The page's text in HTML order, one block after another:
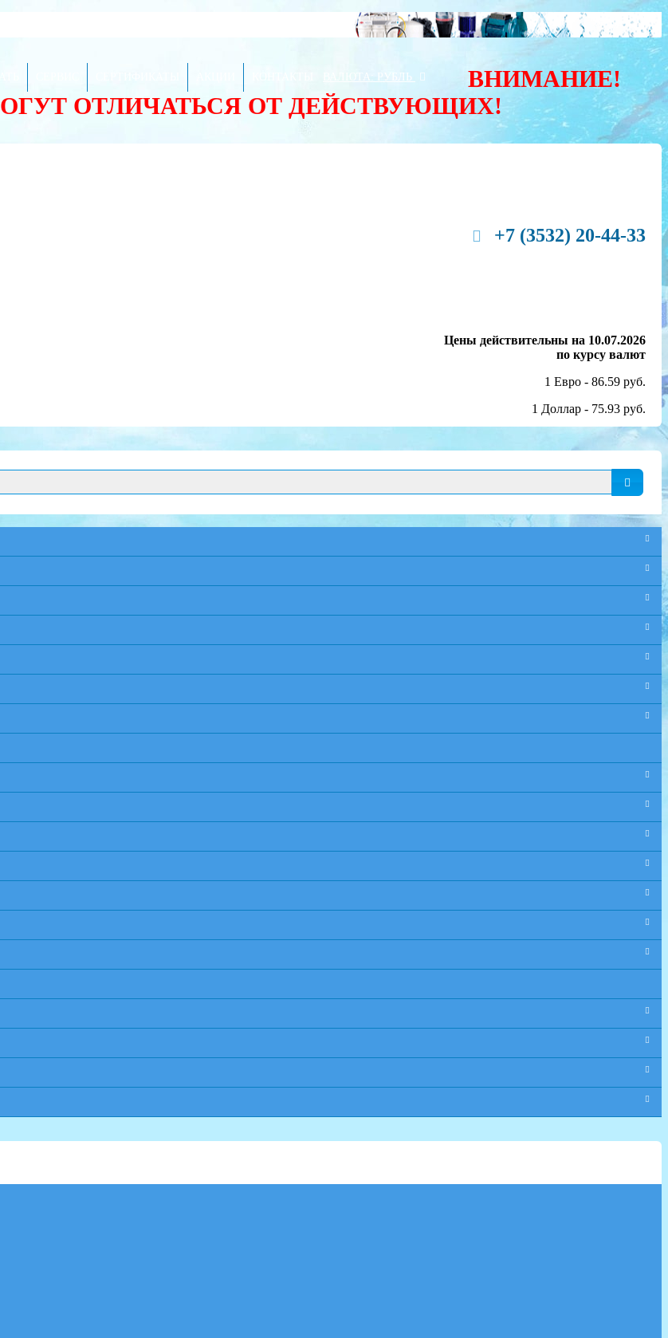
ВАЛЮТА: РУБЛЬ
ВНИМАНИЕ!
ОТЛИЧАТЬСЯ ОТ ДЕЙСТВУЮЩИХ!
+7 (3532) 20-44-33
Цены действительны на 10.07.2026
по курсу валют
1 Евро - 86.59 руб.
1 Доллар - 75.93 руб.